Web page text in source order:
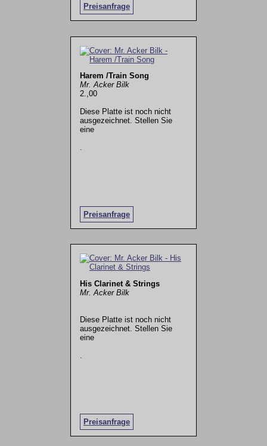
Preisanfrage
Harem /Train Song
Mr. Acker Bilk
2.,00
Diese Platte ist noch nicht
ausgezeichnet. Stellen Sie
eine
Preisanfrage
.
His Clarinet & Strings
Mr. Acker Bilk
Diese Platte ist noch nicht
ausgezeichnet. Stellen Sie
eine
Preisanfrage
.